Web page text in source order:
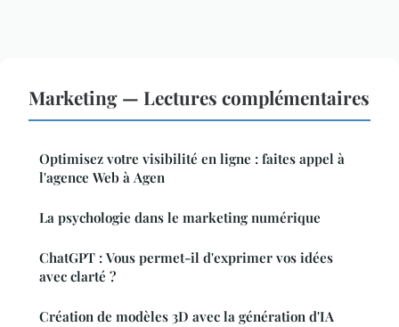
Marketing — Lectures complémentaires
Optimisez votre visibilité en ligne : faites appel à
l'agence Web à Agen
La psychologie dans le marketing numérique
ChatGPT : Vous permet-il d'exprimer vos idées
avec clarté ?
Création de modèles 3D avec la génération d'IA